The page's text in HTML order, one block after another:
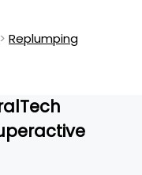
Replumping